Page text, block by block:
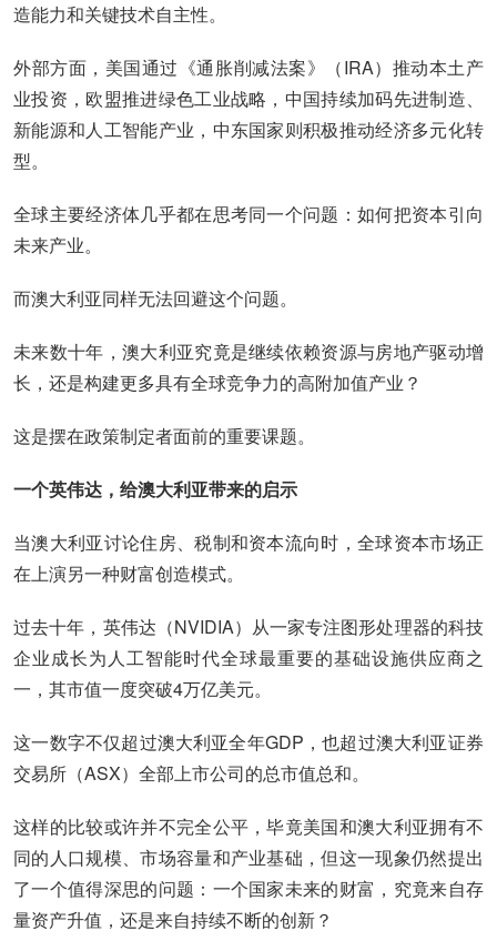
造能力和关键技术自主性。
外部方面，美国通过《通胀削减法案》（IRA）推动本土产
业投资，欧盟推进绿色工业战略，中国持续加码先进制造、
新能源和人工智能产业，中东国家则积极推动经济多元化转
型。
全球主要经济体几乎都在思考同一个问题：如何把资本引向
未来产业。
而澳大利亚同样无法回避这个问题。
未来数十年，澳大利亚究竟是继续依赖资源与房地产驱动增
长，还是构建更多具有全球竞争力的高附加值产业？
这是摆在政策制定者面前的重要课题。
一个英伟达，给澳大利亚带来的启示
当澳大利亚讨论住房、税制和资本流向时，全球资本市场正
在上演另一种财富创造模式。
过去十年，英伟达（NVIDIA）从一家专注图形处理器的科技
企业成长为人工智能时代全球最重要的基础设施供应商之
一，其市值一度突破4万亿美元。
这一数字不仅超过澳大利亚全年GDP，也超过澳大利亚证券
交易所（ASX）全部上市公司的总市值总和。
这样的比较或许并不完全公平，毕竟美国和澳大利亚拥有不
同的人口规模、市场容量和产业基础，但这一现象仍然提出
了一个值得深思的问题：一个国家未来的财富，究竟来自存
量资产升值，还是来自持续不断的创新？